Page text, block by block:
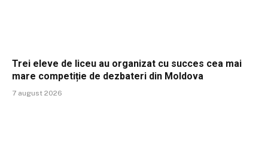
Trei eleve de liceu au organizat cu succes cea mai
mare competiție de dezbateri din Moldova
7 august 2026